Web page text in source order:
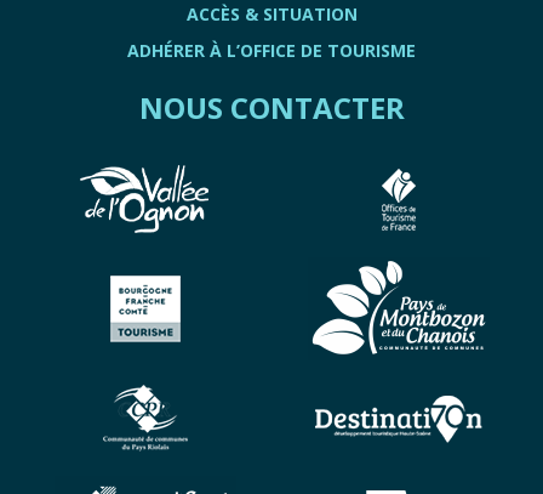
ACCÈS & SITUATION
ADHÉRER À L’OFFICE DE TOURISME
NOUS CONTACTER